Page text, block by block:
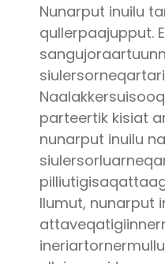
Nunarput inuilu
qullerpaajupput.
parteertik kisiat
nunarput inuilu
Ilumut, nunarput